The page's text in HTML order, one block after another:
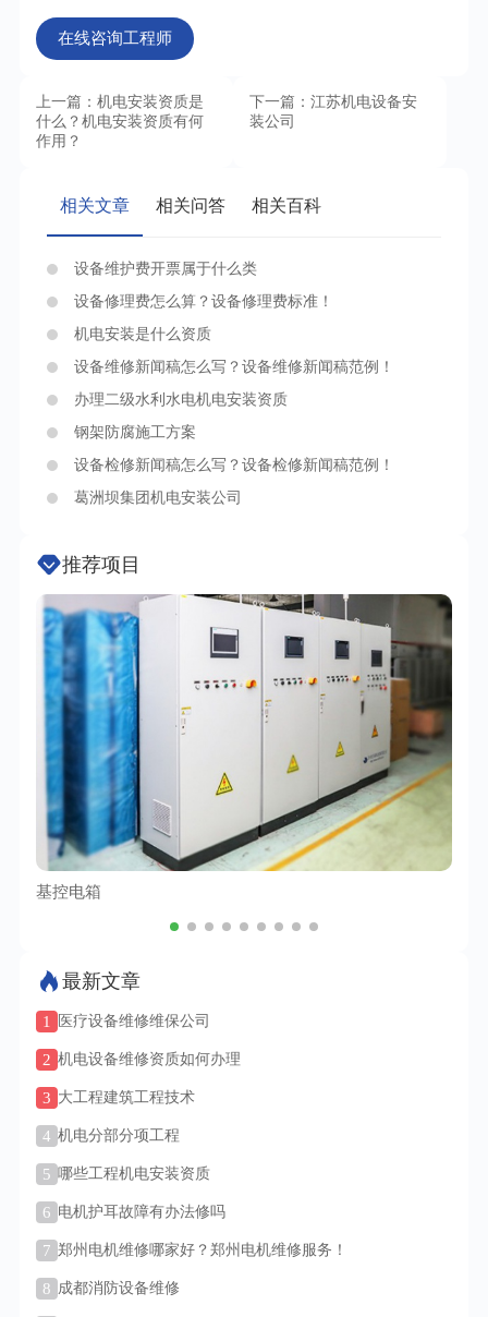
在线咨询工程师
上一篇：机电安装资质是
什么？机电安装资质有何
作用？
下一篇：江苏机电设备安
装公司
相关文章 相关问答 相关百科
设备维护费开票属于什么类
设备修理费怎么算？设备修理费标准！
机电安装是什么资质
设备维修新闻稿怎么写？设备维修新闻稿范例！
办理二级水利水电机电安装资质
钢架防腐施工方案
设备检修新闻稿怎么写？设备检修新闻稿范例！
葛洲坝集团机电安装公司
推荐项目
基控电箱
最新文章
1 医疗设备维修维保公司
2 机电设备维修资质如何办理
3 大工程建筑工程技术
4 机电分部分项工程
5 哪些工程机电安装资质
6 电机护耳故障有办法修吗
7 郑州电机维修哪家好？郑州电机维修服务！
8 成都消防设备维修